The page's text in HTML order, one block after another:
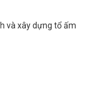
và xây dựng tổ ấm